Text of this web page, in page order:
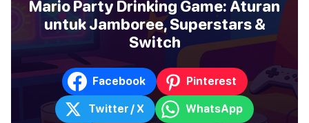
Mario Party Drinking Game: Aturan
untuk Jamboree, Superstars &
Switch
Facebook Pinterest
Twitter / X WhatsApp